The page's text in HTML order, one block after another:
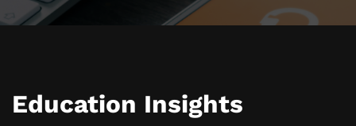
Education Insights